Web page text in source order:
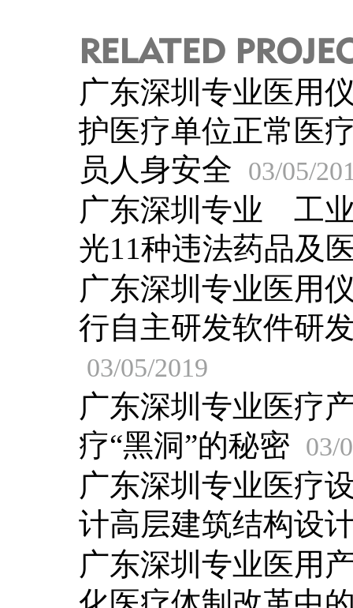
RELATED
广东深圳专业医用
护医疗单位正常医
员人身安全 03/05/
广东深圳专业 工
光11种违法药品及
广东深圳专业医用
行自主研发软件研
03/05/2019
广东深圳专业医疗
疗“黑洞”的秘密 03/
广东深圳专业医疗
计高层建筑结构设
广东深圳专业医用